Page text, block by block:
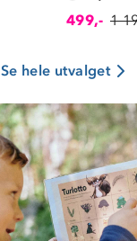
499,- 1
Se hele utvalget